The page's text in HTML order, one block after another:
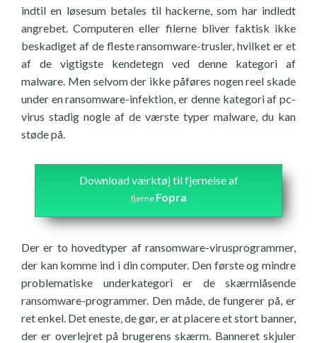
indtil en løsesum betales til hackerne, som har indledt
angrebet. Computeren eller filerne bliver faktisk ikke
beskadiget af de fleste ransomware-trusler, hvilket er et
af de vigtigste kendetegn ved denne kategori af
malware. Men selvom der ikke påføres nogen reel skade
under en ransomware-infektion, er denne kategori af pc-
virus stadig nogle af de værste typer malware, du kan
støde på.
Download værktøj til fjernelse af
fjerne Fopra
Der er to hovedtyper af ransomware-virusprogrammer,
der kan komme ind i din computer. Den første og mindre
problematiske underkategori er de skærmlåsende
ransomware-programmer. Den måde, de fungerer på, er
ret enkel. Det eneste, de gør, er at placere et stort banner,
der er overlejret på brugerens skærm. Banneret skjuler